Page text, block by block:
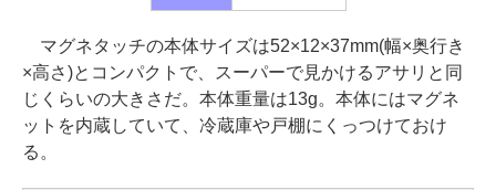
マグネタッチの本体サイズは52×12×37mm(幅×奥行き
×高さ)とコンパクトで、スーパーで見かけるアサリと同
じくらいの大きさだ。本体重量は13g。本体にはマグネ
ットを内蔵していて、冷蔵庫や戸棚にくっつけておけ
る。